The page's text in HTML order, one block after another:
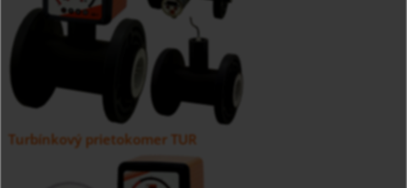
Turbínkový prietokomer TUR